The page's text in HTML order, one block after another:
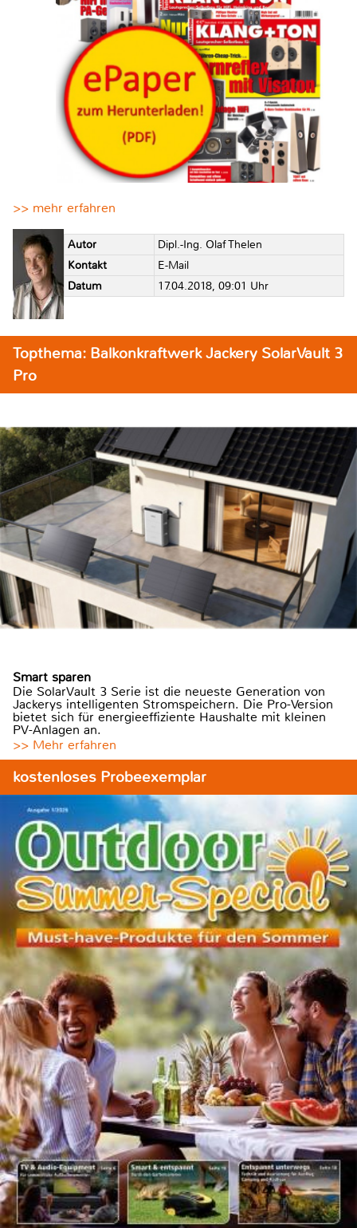
>> mehr erfahren
Autor
Dipl.-Ing. Olaf Thelen
Kontakt
E-Mail
Datum
17.04.2018, 09:01 Uhr
Topthema: Balkonkraftwerk Jackery SolarVault 3
Pro
Smart sparen
Die SolarVault 3 Serie ist die neueste Generation von
Jackerys intelligenten Stromspeichern. Die Pro-Version
bietet sich für energieeffiziente Haushalte mit kleinen
PV-Anlagen an.
>> Mehr erfahren
kostenloses Probeexemplar